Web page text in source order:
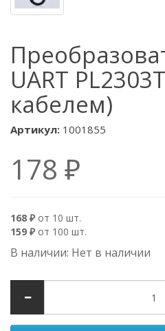
UART
кабелем)
Артикул: 1001855
178 ₽
168 ₽ от 10 шт.
159 ₽ от 100 шт.
В наличии: Нет в наличии